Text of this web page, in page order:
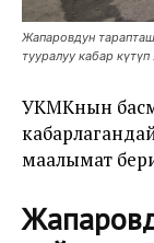
Жапаровдун
тууралуу кабар
УКМКнын
маалымат